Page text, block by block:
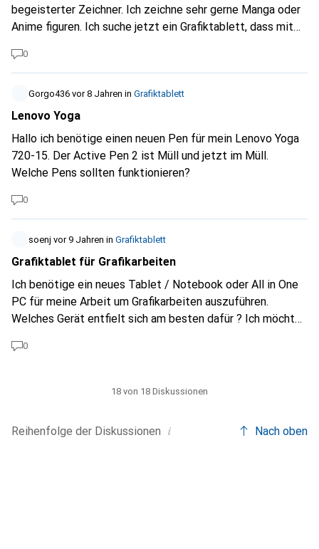
begeisterter Zeichner. Ich zeichne sehr gerne Manga oder
Anime figuren. Ich suche jetzt ein Grafiktablett, dass mit
zeichnen sowie bearbeiten von Bildern funktioniert. Ich
habe keine Erfahrung mit grafiktabletts und der Preis
sollte nicht zu hoch sein ca. bis 400 CHF. Ein langer Akku
und Kabel Verbindung habe ich gerne muss aber nicht.
0
Gorgo436 vor 8 Jahren in Grafiktablett
Lenovo Yoga
Hallo ich benötige einen neuen Pen für mein Lenovo Yoga
720-15. Der Active Pen 2 ist Müll und jetzt im Müll.
Welche Pens sollten funktionieren?
0
soenj vor 9 Jahren in Grafiktablett
Grafiktablet für Grafikarbeiten
Ich benötige ein neues Tablet / Notebook oder All in One
PC für meine Arbeit um Grafikarbeiten auszuführen.
Welches Gerät entfielt sich am besten dafür ? Ich möchte
Windows System beinhalten. Hoffe auf weiterbringende
0
Reihenfolge der Diskussionen i
18 von 18 Diskussionen
Nach oben